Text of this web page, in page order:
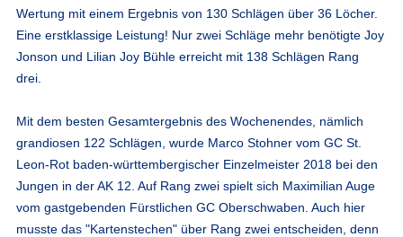
Wertung mit einem Ergebnis von 130 Schlägen über 36 Löcher.
Eine erstklassige Leistung! Nur zwei Schläge mehr benötigte Joy
Jonson und Lilian Joy Bühle erreicht mit 138 Schlägen Rang
drei.
Mit dem besten Gesamtergebnis des Wochenendes, nämlich
grandiosen 122 Schlägen, wurde Marco Stohner vom GC St.
Leon-Rot baden-württembergischer Einzelmeister 2018 bei den
Jungen in der AK 12. Auf Rang zwei spielt sich Maximilian Auge
vom gastgebenden Fürstlichen GC Oberschwaben. Auch hier
musste das "Kartenstechen" über Rang zwei entscheiden, denn